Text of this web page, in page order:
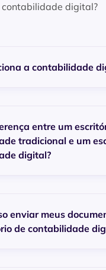
contabilidade digital?
a contabilidade
entre um
tradicional e um
digital?
enviar meus
de contabilidade